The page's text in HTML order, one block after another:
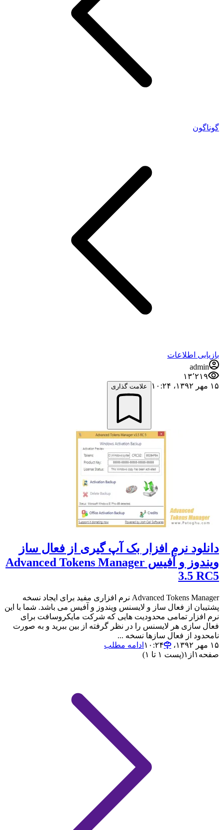
گوناگون
بازیابی اطلاعات
admin
۱۳٬۲۱۹
۱۵ مهر ۱۳۹۲،‏ ۱۰:۲۴
علامت گذاری
دانلود نرم افزار بک آپ گیری از فعال ساز
ویندوز و آفیس Advanced Tokens Manager
3.5 RC5
Advanced Tokens Manager نرم افزاری مفید برای ایجاد نسخه
پشتیبان از فعال ساز و لایسنس ویندوز و آفیس می باشد. شما با این
نرم افزار تمامی محدودیت هایی که شرکت مایکروسافت برای
فعال سازی هر لایسنس را در نظر گرفته از بین ببرید و به صورت
نامحدود از فعال سازها نسخه ...
۱۵ مهر ۱۳۹۲،‏ ۱۰:۲۴
ادامه مطلب
صفحه ۱ از ۱(پست ۱ تا ۱)